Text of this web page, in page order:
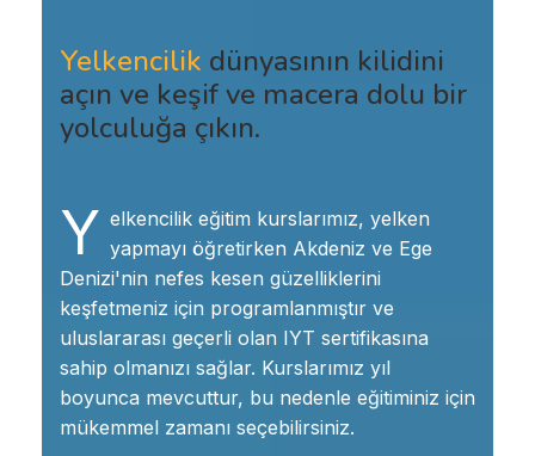
Yelkencilik dünyasının kilidini
açın ve keşif ve macera dolu bir
yolculuğa çıkın.
Y elkencilik eğitim kurslarımız, yelken
yapmayı öğretirken Akdeniz ve Ege
Denizi'nin nefes kesen güzelliklerini
keşfetmeniz için programlanmıştır ve
uluslararası geçerli olan IYT sertifikasına
sahip olmanızı sağlar. Kurslarımız yıl
boyunca mevcuttur, bu nedenle eğitiminiz için
mükemmel zamanı seçebilirsiniz.